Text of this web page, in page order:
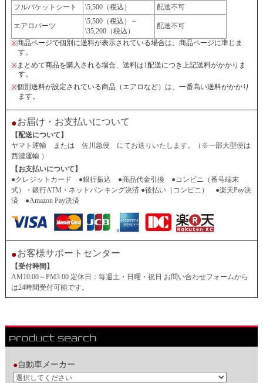
フルバケットシート
\5,500（税込） 配送不可
エアロパーツ
\5,500（税込）～
\35,200（税込）
配送不可
※商品ページで個別に送料が表示されている場合は、商品ページに準じま
す。
※まとめて商品を購入される場合、送料は1配送につき上記送料がかかりま
す。
※個別送料が設定されている商品（エアロなど）は、一番高い送料がかかり
ます。
●お届け・お支払いについて
【配送について】
ヤマト運輸 または 佐川急便 にてお送りいたします。（※一部大型便は
西濃運輸 ）
【お支払いについて】
●クレジットカード ●銀行振込 ●商品代金引換 ●コンビニ（番号端末
式）・銀行ATM・ネットバンキング決済 ●後払い（コンビニ） ●楽天Pay決
済 ●Amazon Pay決済
●お客様サポートセンター
【受付時間】
AM10:00～PM3:00 定休日：毎週土・日曜・祝日 お問い合わせフォームから
は24時間受付可能です。
●自動車メーカー